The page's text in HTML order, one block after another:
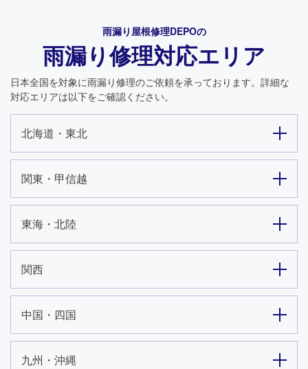
雨漏り屋根修理DEPOの
雨漏り修理対応エリア
日本全国を対象に雨漏り修理のご依頼を承っております。詳細な
対応エリアは以下をご確認ください。
北海道・東北
関東・甲信越
東海・北陸
関西
中国・四国
九州・沖縄